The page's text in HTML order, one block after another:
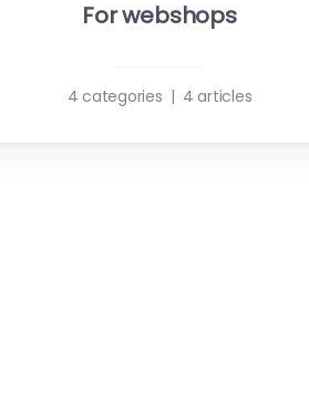
For webshops
4 categories | 4 articles